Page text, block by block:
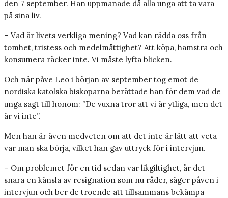
den 7 september. Han uppmanade då alla unga att ta vara
på sina liv.
– Vad är livets verkliga mening? Vad kan rädda oss från
tomhet, tristess och medelmåttighet? Att köpa, hamstra och
konsumera räcker inte. Vi måste lyfta blicken.
Och när påve Leo i början av september tog emot de
nordiska katolska biskoparna berättade han för dem vad de
unga sagt till honom: ”De vuxna tror att vi är ytliga, men det
är vi inte”.
Men han är även medveten om att det inte är lätt att veta
var man ska börja, vilket han gav uttryck för i intervjun.
– Om problemet för en tid sedan var likgiltighet, är det
snara en känsla av resignation som nu råder, säger påven i
intervjun och ber de troende att tillsammans bekämpa